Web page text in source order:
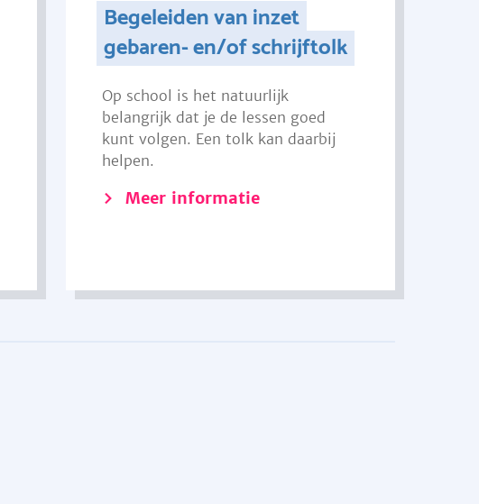
Begeleiden van inzet
gebaren- en/of schrijftolk
Op school is het natuurlijk
belangrijk dat je de lessen goed
kunt volgen. Een tolk kan daarbij
helpen.
Meer informatie